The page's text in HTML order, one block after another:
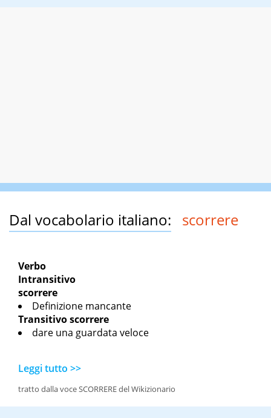
Dal vocabolario italiano: scorrere
Verbo
Intransitivo
scorrere
Definizione mancante
Transitivoscorrere
dare una guardata veloce
Leggi tutto >>
tratto dalla voce SCORRERE del Wikizionario